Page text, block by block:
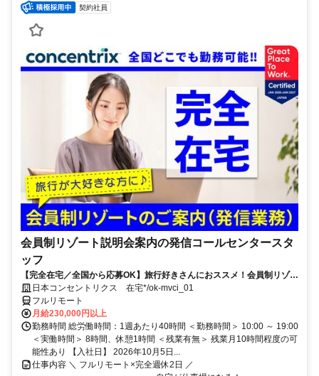
契約社員
会員制リゾート説明会案内の発信コールセンタースタ
ッフ
【完全在宅／全国から応募OK】旅行好きさんにおススメ！会員制リゾー
トのご案内×テレワーク・リモートワーク◎月収34万円以上も可能！
日本コンセントリクス 在宅*/ok-mvci_01
フルリモート
月給230,000円以上
勤務時間 総労働時間：1週あたり40時間 ＜勤務時間＞ 10:00 ～ 19:00
＜実働時間＞ 8時間、休憩1時間 ＜残業有無＞ 残業月10時間程度の可
能性あり 【入社日】 2026年10月5日...
仕事内容 ＼ フルリモート×完全週休2日 ／